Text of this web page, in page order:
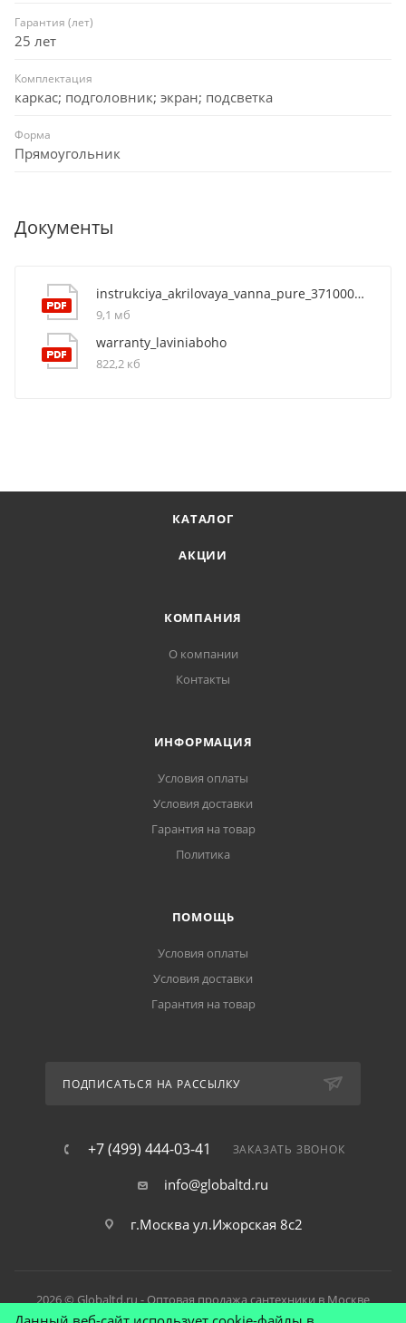
Гарантия (лет)
25 лет
Комплектация
каркас; подголовник; экран; подсветка
Форма
Прямоугольник
Документы
instrukciya_akrilovaya_vanna_pure_37100080
9,1 мб
warranty_laviniaboho
822,2 кб
КАТАЛОГ
АКЦИИ
КОМПАНИЯ
О компании
Контакты
ИНФОРМАЦИЯ
Условия оплаты
Условия доставки
Гарантия на товар
Политика
ПОМОЩЬ
Условия оплаты
Условия доставки
Гарантия на товар
ПОДПИСАТЬСЯ НА РАССЫЛКУ
+7 (499) 444-03-41 ЗАКАЗАТЬ ЗВОНОК
info@globaltd.ru
г.Москва ул.Ижорская 8с2
2026 © Globaltd.ru - Оптовая продажа сантехники в Москве